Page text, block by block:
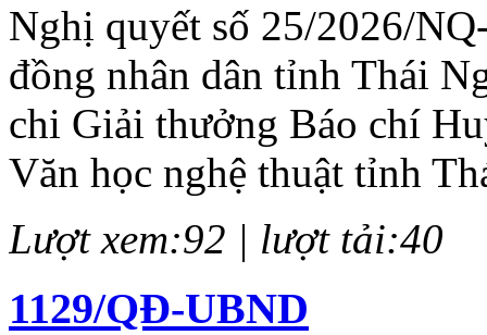
Nghị quyết số 25/2026/
đồng nhân dân tỉnh Thái
chi Giải thưởng Báo chí
Văn học nghệ thuật tỉnh
Lượt xem:92 | lượt tải:40
1129/QĐ-UBND